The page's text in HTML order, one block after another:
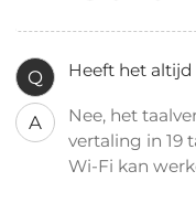
Q Heeft het
A
Nee, het
vertaling in 19
Wi-Fi kan